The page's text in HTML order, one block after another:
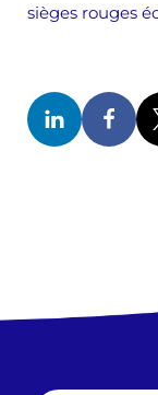
sièges rouges